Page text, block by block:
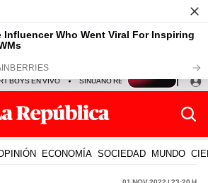
BOYS EN VIVO SINUANO RESULTADOS HOY
ECONOMÍA SOCIEDAD MUNDO